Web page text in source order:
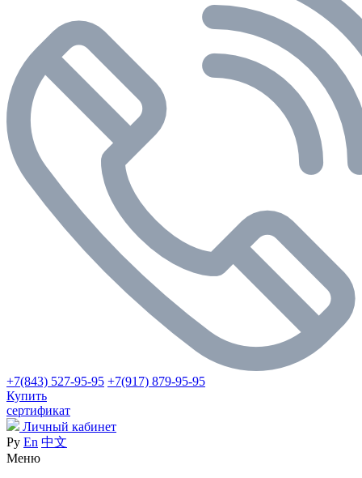
+7(843) 527-95-95 +7(917) 879-95-95
Купить
сертификат
Личный кабинет
Ру En 中文
Меню